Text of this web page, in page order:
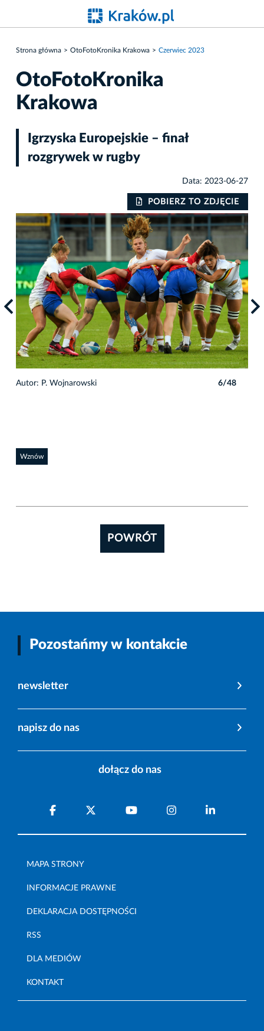
Strona główna OtoFotoKronika Krakowa Czerwiec 2023
OtoFotoKronika
Krakowa
Igrzyska Europejskie – finał
rozgrywek w rugby
Data: 2023-06-27
POBIERZ TO ZDJĘCIE
Autor: P. Wojnarowski 6/48
Wznów
POWRÓT
Pozostańmy w kontakcie
newsletter
napisz do nas
dołącz do nas
MAPA STRONY
INFORMACJE PRAWNE
DEKLARACJA DOSTĘPNOŚCI
RSS
DLA MEDIÓW
KONTAKT